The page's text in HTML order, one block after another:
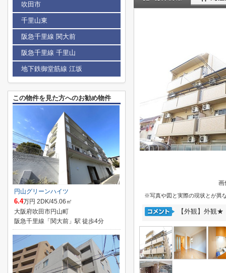
画
※写真や図と実際の現状とが異
【外観】外観★
吹田市
千里山東
阪急千里線 関大前
阪急千里線 千里山
地下鉄御堂筋線 江坂
この物件を見た方へのお勧め物件
円山グリーンハイツ
6.4万円 2DK/45.06㎡
大阪府吹田市円山町
阪急千里線「関大前」駅 徒歩4分